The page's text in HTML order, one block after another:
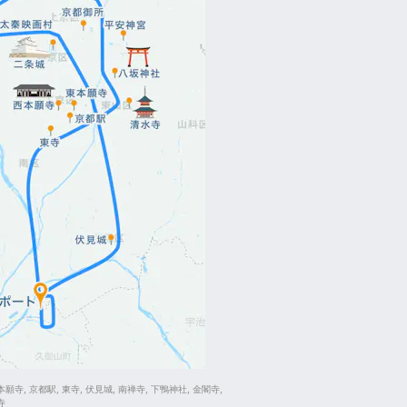
寺, 京都駅, 東寺, 伏見城, 南禅寺, 下鴨神社, 金閣寺,